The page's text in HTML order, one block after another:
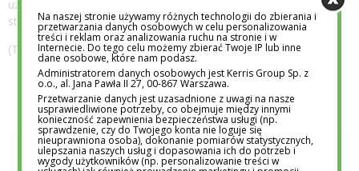
użytkowników i łatwe w zarządzaniu. W połączeniu z edukacją
stanowi solidny fundament nowoczesnego bezpieczeństwa IT.
(Tekst sponsorowany)
REDAKCJA EDUTORIAL.PL
Na naszej stronie używamy różnych technologii do zbierania i
przetwarzania danych osobowych w celu personalizowania
treści i reklam oraz analizowania ruchu na stronie i w
Internecie. Do tego celu możemy zbierać Twoje IP lub inne
dane osobowe, które nam podasz.
Administratorem danych osobowych jest Kerris Group Sp. z
o.o., al. Jana Pawła II 27, 00-867 Warszawa.
Przetwarzanie danych jest uzasadnione z uwagi na nasze
usprawiedliwione potrzeby, co obejmuje między innymi
konieczność zapewnienia bezpieczeństwa usługi (np.
sprawdzenie, czy do Twojego konta nie loguje się
nieuprawniona osoba), dokonanie pomiarów statystycznych,
ulepszania naszych usług i dopasowania ich do potrzeb i
wygody użytkowników (np. personalizowanie treści w